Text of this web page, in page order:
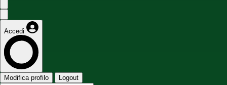
Accedi
Modifica profilo Logout